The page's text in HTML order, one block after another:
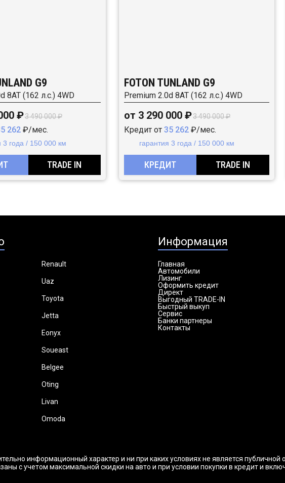
G9
8AT (162 л.с.) 4WD
₽3 490 000 ₽
262₽/мес.
3 года / 150 000 км
TRADE IN
FOTON TUNLAND G9
Premium 2.0d 8AT (162 л.с.) 4WD
от 3 290 000 ₽3 490 000 ₽
Кредит от 35 262 ₽/мес.
гарантия 3 года / 150 000 км
КРЕДИТ TRADE IN
Renault
Uaz
Toyota
Jetta
Eonyx
Soueast
Belgee
Oting
Livan
Omoda
Информация
Главная
Автомобили
Лизинг
Оформить кредит
Директ
Выгодный TRADE-IN
Быстрый выкуп
Сервис
Банки партнеры
Контакты
информационный характер и ни при каких условиях не является
с учетом максимальной скидки на авто и при условии покупки в кредит и